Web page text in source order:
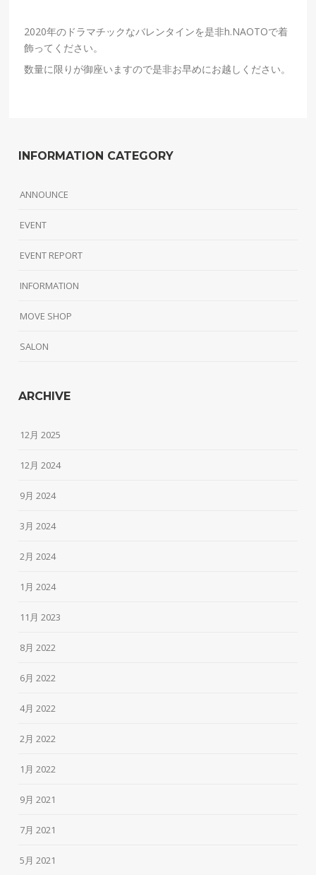
2020年のドラマチックなバレンタインを是非h.NAOTOで着
飾ってください。
数量に限りが御座いますので是非お早めにお越しください。
INFORMATION CATEGORY
ANNOUNCE
EVENT
EVENT REPORT
INFORMATION
MOVE SHOP
SALON
ARCHIVE
12月 2025
12月 2024
9月 2024
3月 2024
2月 2024
1月 2024
11月 2023
8月 2022
6月 2022
4月 2022
2月 2022
1月 2022
9月 2021
7月 2021
5月 2021